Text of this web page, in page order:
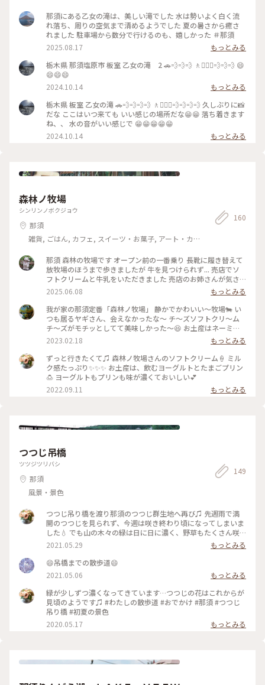
那須にある乙女の滝は、美しい滝でした 水は勢いよく白く流
れ落ち、周りの空気まで清めるようでした 夏の暑さから癒さ
れました 駐車場から数分で行けるのも、嬉しかった ＃那須
2025.08.17
もっとみる
栃木県 那須塩原市 板室 乙女の滝 2 🚗💨💨💨 🚶🚶🏼‍♀️💨💨💨 😄
😄😄😄
2024.10.14
もっとみる
栃木県 板室 乙女の滝 🚗💨💨💨💨 🚶🚶🏼‍♀️💨💨💨💨 久しぶりに📸
だな ここはいつ来ても いい感じの場所だな😁😁 落ち着きます
ね、、 水の音がいい感じで 😁😁😁😁😁
2024.10.14
もっとみる
森林ノ牧場
シンリンノボクジョウ
那須
雑貨, ごはん, カフェ, スイーツ・お菓子, アート・カ
やげ
160
那須 森林の牧場です オープン前の一番乗り 長靴に履き替えて
放牧場のほうまで歩きましたが 牛を見つけられず... 売店でソ
フトクリームと牛乳をいただきました 売店のお姉さんが気さ
くに声をかけてくれて 楽しかったです 牛乳の瓶が可愛いく
て、持って帰っていいか聞いたら、サッと水洗いしてくれまし
た 今度は料理を食べに行きたいです☺️ #森林ノ牧場 #那須
2025.06.08
もっとみる
我が家の那須定番「森林ノ牧場」 静かでかわいい～牧場🐄 い
つも居るヤギさん、会えなかったな～ チ～ズソフトクリ～ム
チ～ズがモチッとしてて美味しかった～😆 お土産はネーミン
グが凄い❓️いのちのミートソース(これウマウマ) ・バターのい
とこ・ビーフジャーキ 那須、最高～😀 #森林ノ牧場 #Myこと
りっぷ
2023.02.18
もっとみる
ずっと行きたくて♫ 森林ノ牧場さんのソフトクリーム🍦 ミル
ク感たっぷり✨✨✨ お土産は、飲むヨーグルトとたまごプリン
🍮 ヨーグルトもプリンも味が濃くておいしい💕
2022.09.11
もっとみる
つつじ吊橋
ツツジツリバシ
那須
風景・景色
149
つつじ吊り橋を渡り那須のつつじ群生地へ再び♫ 先週雨で満
開のつつじを見られず、今週は咲き終わり頃になってしまいま
した💧 でも山の木々の緑は日に日に濃く、野草もたくさん咲
いていました♫ サラサドウダンが可愛らしく咲いてました✨
2021.05.29
もっとみる
😄吊橋までの散歩道😄
2021.05.06
もっとみる
緑が少しずつ濃くなってきています…つつじの花はこれからが
見頃のようです♫ #わたしの散歩道 #おでかけ #那須 #つつじ
吊り橋 #初夏の景色
2020.05.17
もっとみる